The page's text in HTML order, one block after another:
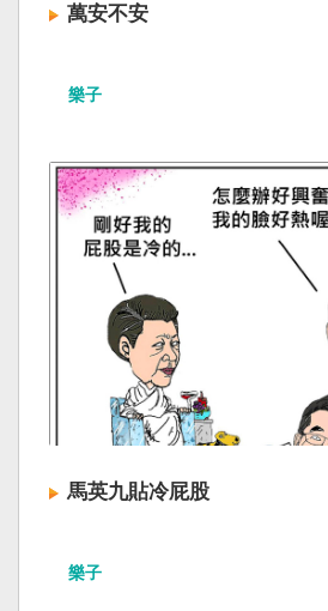
萬安不安
樂子
馬英九貼冷屁股
樂子